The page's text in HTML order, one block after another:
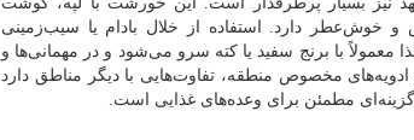
دارد. استفاده از خلال بادام یا سیب‌زمینی
معمولاً با برنج سفید یا کته سرو می‌شود و در مهمانی‌ها و
مخصوص منطقه، تفاوت‌هایی با دیگر مناطق دارد
مطمئن برای وعده‌های غذایی است.